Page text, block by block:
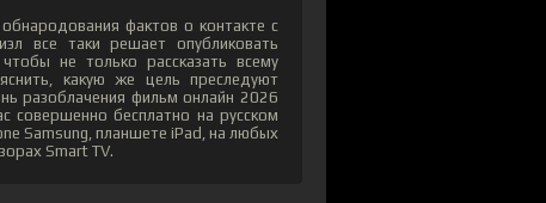
фактов о контакте с
все таки решает опубликовать
не только рассказать всему
какую же цель преследуют
разоблачения фильм онлайн 2026
совершенно бесплатно на русском
Samsung, планшете iPad, на любых
Smart TV.